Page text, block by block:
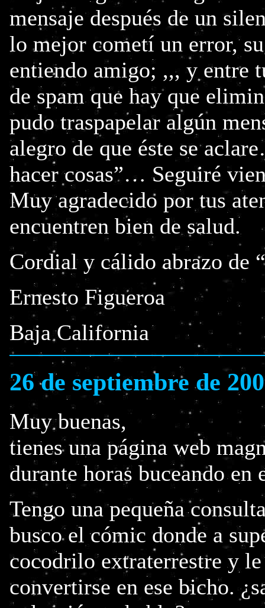
mensaje después de un
lo mejor cometí un error,
entiendo amigo; ,,, y entre
de spam que hay que
pudo traspapelar algún
alegro de que éste se
hacer cosas”… Seguiré
Muy agradecido por tus
encuentren bien de salud.
Cordial y cálido abrazo de
Ernesto Figueroa
Baja California
26 de septiembre de
Muy buenas,
tienes una página web
durante horas buceando en
Tengo una pequeña
busco el cómic donde a
cocodrilo extraterrestre y
convertirse en ese bicho.